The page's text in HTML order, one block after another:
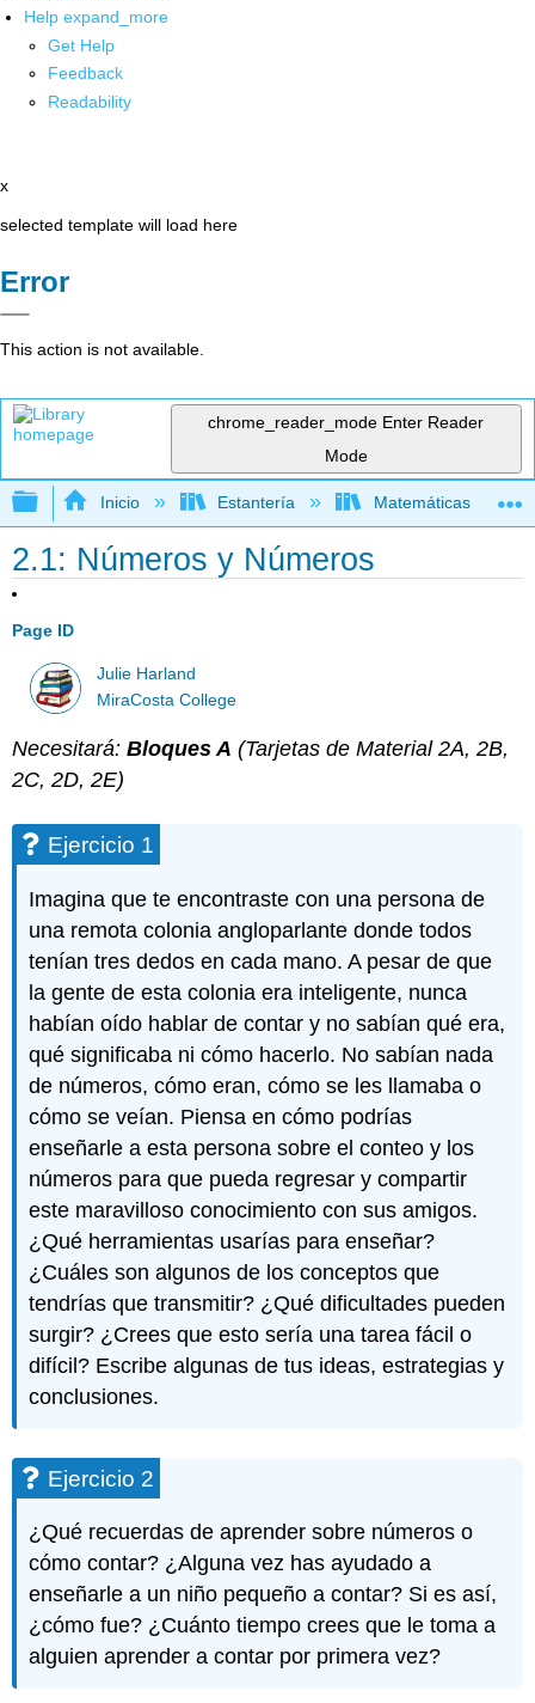
Help expand_more
Get Help
Feedback
Readability
x
selected template will load here
Error
This action is not available.
chrome_reader_mode Enter Reader
Mode
Expandir/contraer jerarquía global
Inicio Estantería Matemáticas
2.1: Números y Números
Page ID
Julie Harland
MiraCosta College
Necesitará:Bloques A (Tarjetas de Material 2A, 2B,
2C, 2D, 2E)
Ejercicio 1
Imagina que te encontraste con una persona de
una remota colonia angloparlante donde todos
tenían tres dedos en cada mano. A pesar de que
la gente de esta colonia era inteligente, nunca
habían oído hablar de contar y no sabían qué era,
qué significaba ni cómo hacerlo. No sabían nada
de números, cómo eran, cómo se les llamaba o
cómo se veían. Piensa en cómo podrías
enseñarle a esta persona sobre el conteo y los
números para que pueda regresar y compartir
este maravilloso conocimiento con sus amigos.
¿Qué herramientas usarías para enseñar?
¿Cuáles son algunos de los conceptos que
tendrías que transmitir? ¿Qué dificultades pueden
surgir? ¿Crees que esto sería una tarea fácil o
difícil? Escribe algunas de tus ideas, estrategias y
conclusiones.
Ejercicio 2
¿Qué recuerdas de aprender sobre números o
cómo contar? ¿Alguna vez has ayudado a
enseñarle a un niño pequeño a contar? Si es así,
¿cómo fue? ¿Cuánto tiempo crees que le toma a
alguien aprender a contar por primera vez?